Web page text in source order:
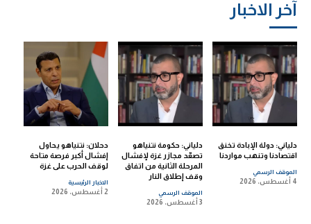
آخر الاخبار
دلياني: دولة الإبادة تخنق
اقتصادنا وتنهب مواردنا
الموقف الرسمي
4 أغسطس، 2026
دلياني: حكومة نتنياهو
تصعّد مجازر غزة لإفشال
المرحلة الثانية من اتفاق
وقف إطلاق النار
الموقف الرسمي
3 أغسطس، 2026
دحلان: نتنياهو يحاول
إفشال أكبر فرصة متاحة
لوقف الحرب على غزة
الاخبار الرئيسية
2 أغسطس، 2026